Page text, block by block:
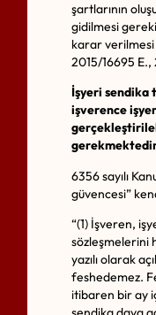
şartlarının
gidilmesi
karar verilmesi
2015/16695 E.,
İşyeri sendika
işverence
6356 sayılı
güvencesi”
“(1) İşveren,
sözleşmelerini
yazılı olarak
feshedemez.
itibaren bir ay